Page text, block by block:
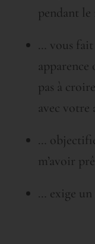
pendant le
… vous fait
apparence
pas à
avec votre
…
m’avoir
… exige un